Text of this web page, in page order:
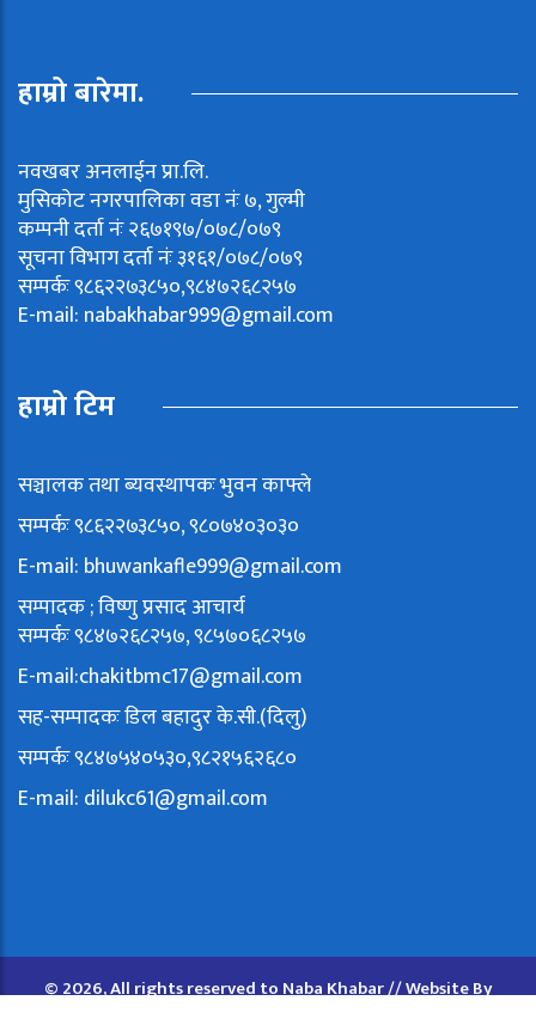
हाम्रो बारेमा.
नवखबर अनलाईन प्रा.लि.
मुसिकोट नगरपालिका वडा नंः ७, गुल्मी
कम्पनी दर्ता नंः २६७१९७/०७८/०७९
सूचना विभाग दर्ता नंः ३१६१/०७८/०७९
सम्पर्कः ९८६२२७३८५०,९८४७२६८२५७
E-mail: nabakhabar999@gmail.com
हाम्रो टिम
सञ्चालक तथा ब्यवस्थापकः भुवन काफ्ले
सम्पर्कः ९८६२२७३८५०, ९८०७४०३०३०
E-mail: bhuwankafle999@gmail.com
सम्पादक ; विष्णु प्रसाद आचार्य
सम्पर्कः ९८४७२६८२५७, ९८५७०६८२५७
E-mail:chakitbmc17@gmail.com
सह-सम्पादकः डिल बहादुर के.सी.(दिलु)
सम्पर्कः ९८४७५४०५३०,९८२१५६२६८०
E-mail: dilukc61@gmail.com
© 2026, All rights reserved to Naba Khabar // Website By